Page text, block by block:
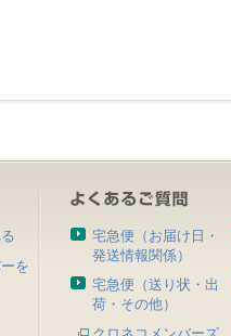
を
宅急便（お届け日・
発送情報関係）
宅急便（送り状・出
荷・その他）